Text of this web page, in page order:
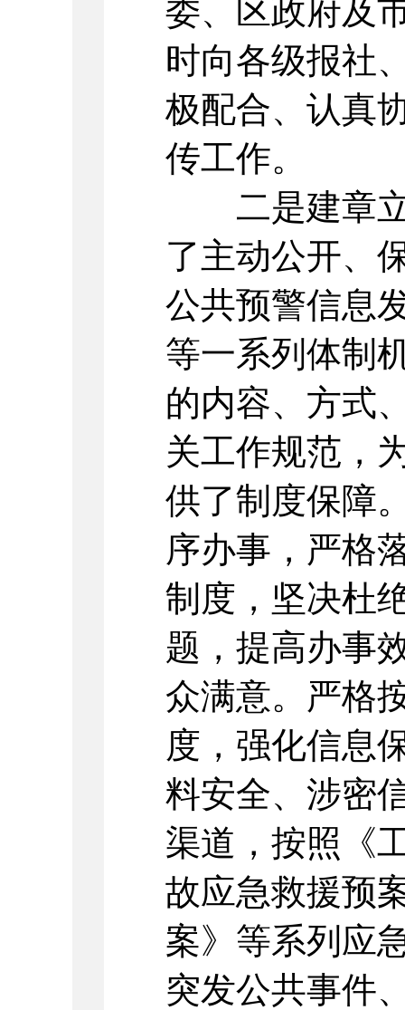
委、区政府及
时向各级报社
极配合、认真
传工作。
二是建章立
了主动公开、
公共预警信息
等一系列体制
的内容、方式
关工作规范，
供了制度保障
序办事，严格
制度，坚决杜
题，提高办事
众满意。严格
度，强化信息
料安全、涉密
渠道，按照《
故应急救援预
案》等系列应
突发公共事件